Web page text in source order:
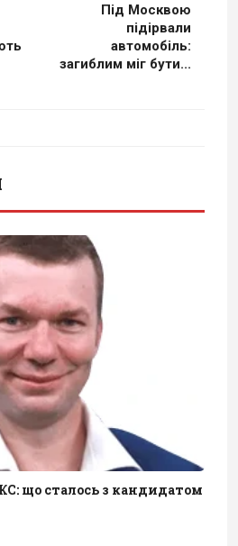
Під Москвою
підірвали
автомобіль:
загиблим міг бути...
що сталось з кандидатом